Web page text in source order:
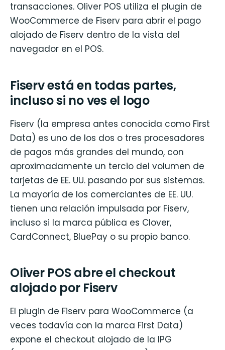
transacciones. Oliver POS utiliza el plugin de
WooCommerce de Fiserv para abrir el pago
alojado de Fiserv dentro de la vista del
navegador en el POS.
Fiserv está en todas partes,
incluso si no ves el logo
Fiserv (la empresa antes conocida como First
Data) es uno de los dos o tres procesadores
de pagos más grandes del mundo, con
aproximadamente un tercio del volumen de
tarjetas de EE. UU. pasando por sus sistemas.
La mayoría de los comerciantes de EE. UU.
tienen una relación impulsada por Fiserv,
incluso si la marca pública es Clover,
CardConnect, BluePay o su propio banco.
Oliver POS abre el checkout
alojado por Fiserv
El plugin de Fiserv para WooCommerce (a
veces todavía con la marca First Data)
expone el checkout alojado de la IPG